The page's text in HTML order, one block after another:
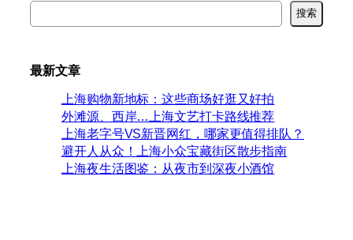
搜
索
搜索
最新文章
上海购物新地标：这些商场好逛又好拍
外滩源、西岸…上海文艺打卡路线推荐
上海老字号VS新晋网红，哪家更值得排队？
避开人从众！上海小众宝藏街区散步指南
上海夜生活图鉴：从夜市到深夜小酒馆